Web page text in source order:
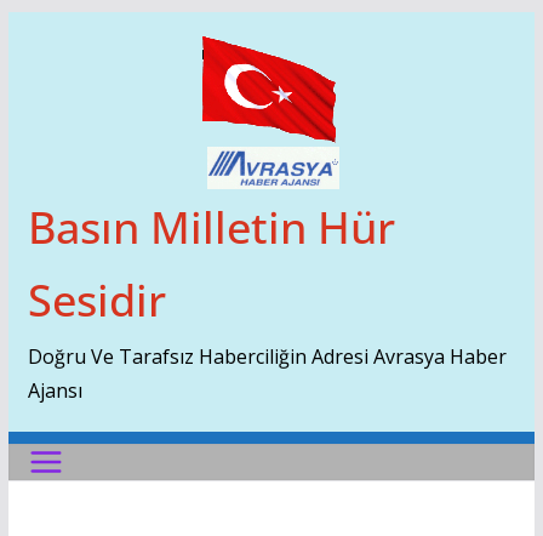
Basın Milletin Hür
Sesidir
Doğru Ve Tarafsız Haberciliğin Adresi Avrasya Haber
Ajansı